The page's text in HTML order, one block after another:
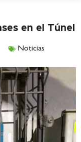
en el Túnel
Noticias